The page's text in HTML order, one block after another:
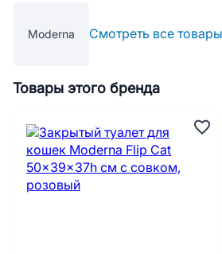
Moderna Смотреть все
Товары этого бренда